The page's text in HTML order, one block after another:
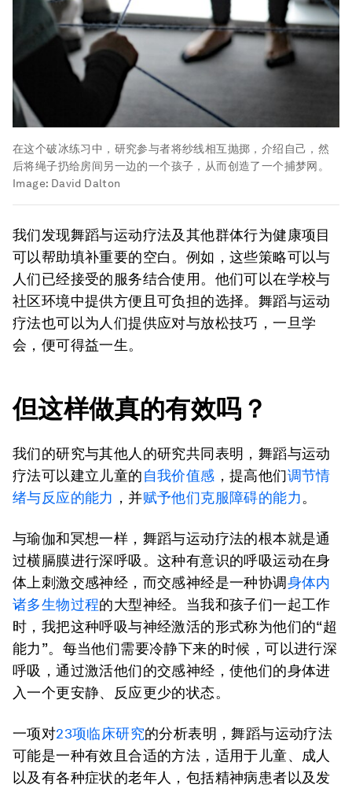
在这个破冰练习中，研究参与者将纱线相互抛掷，介绍自己，然
后将绳子扔给房间另一边的一个孩子，从而创造了一个捕梦网。
Image: David Dalton
我们发现舞蹈与运动疗法及其他群体行为健康项目
可以帮助填补重要的空白。例如，这些策略可以与
人们已经接受的服务结合使用。他们可以在学校与
社区环境中提供方便且可负担的选择。舞蹈与运动
疗法也可以为人们提供应对与放松技巧，一旦学
会，便可得益一生。
但这样做真的有效吗？
我们的研究与其他人的研究共同表明，舞蹈与运动
疗法可以建立儿童的自我价值感 ，提高他们调节情
绪与反应的能力 ，并赋予他们克服障碍的能力。
与瑜伽和冥想一样，舞蹈与运动疗法的根本就是通
过横膈膜进行深呼吸。这种有意识的呼吸运动在身
体上刺激交感神经，而交感神经是一种协调身体内
诸多生物过程的大型神经。当我和孩子们一起工作
时，我把这种呼吸与神经激活的形式称为他们的“超
能力”。每当他们需要冷静下来的时候，可以进行深
呼吸，通过激活他们的交感神经，使他们的身体进
入一个更安静、反应更少的状态。
一项对23项临床研究的分析表明，舞蹈与运动疗法
可能是一种有效且合适的方法，适用于儿童、成人
以及有各种症状的老年人，包括精神病患者以及发